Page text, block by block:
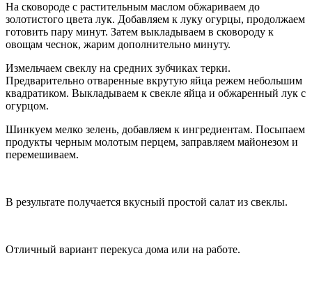
На сковороде с растительным маслом обжариваем до
золотистого цвета лук. Добавляем к луку огурцы, продолжаем
готовить пару минут. Затем выкладываем в сковороду к
овощам чеснок, жарим дополнительно минуту.
Измельчаем свеклу на средних зубчиках терки.
Предварительно отваренные вкрутую яйца режем небольшим
квадратиком. Выкладываем к свекле яйца и обжаренный лук с
огурцом.
Шинкуем мелко зелень, добавляем к ингредиентам. Посыпаем
продукты черным молотым перцем, заправляем майонезом и
перемешиваем.
В результате получается вкусный простой салат из свеклы.
Отличный вариант перекуса дома или на работе.